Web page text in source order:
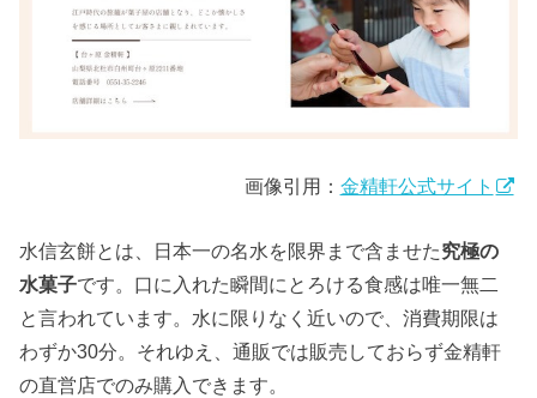
画像引用： 金精軒公式サイト
水信玄餅とは、日本一の名水を限界まで含ませた究極の
水菓子です。口に入れた瞬間にとろける食感は唯一無二
と言われています。水に限りなく近いので、消費期限は
わずか30分。それゆえ、通販では販売しておらず金精軒
の直営店でのみ購入できます。